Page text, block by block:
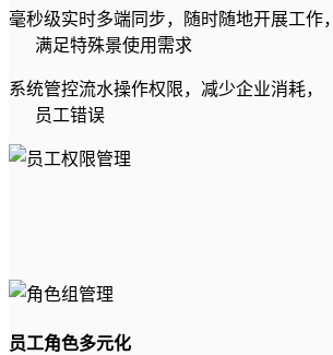
毫秒级实时多端同步，随时随地开展工作，
满足特殊景使用需求
系统管控流水操作权限，减少企业消耗，
员工错误
员工角色多元化